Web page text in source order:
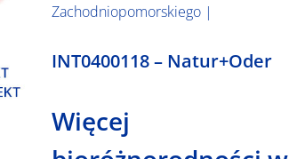
Zachodniopomorskiego |
INT0400118 – Natur+Oder
Więcej